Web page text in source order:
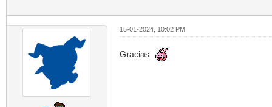
15-01-2024, 10:02 PM
Gracias